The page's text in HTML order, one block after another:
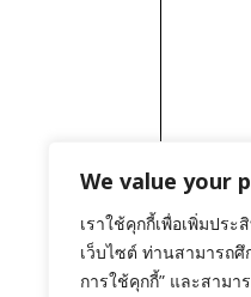
We value your
เราใช้คุกกี้เพื่อเพิ่มปร
เว็บไซต์ ท่านสามารถศึ
การใช้คุกกี้” และสามา